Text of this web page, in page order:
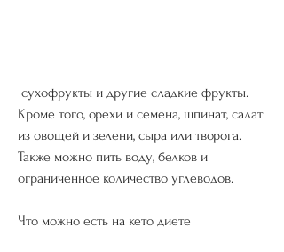
Кроме того, орехи и семена, шпинат, салат
из овощей и зелени, сыра или творога.
Также можно пить воду, белков и
ограниченное количество углеводов.
Что можно есть на кето диете